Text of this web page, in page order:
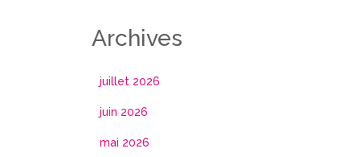
Archives
juillet 2026
juin 2026
mai 2026